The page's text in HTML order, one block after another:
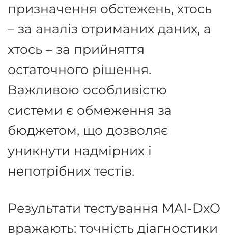
призначення обстежень, хтось
– за аналіз отриманих даних, а
хтось – за прийняття
остаточного рішення.
Важливою особливістю
системи є обмеження за
бюджетом, що дозволяє
уникнути надмірних і
непотрібних тестів.
Результати тестування MAI-DxO
вражають: точність діагностики